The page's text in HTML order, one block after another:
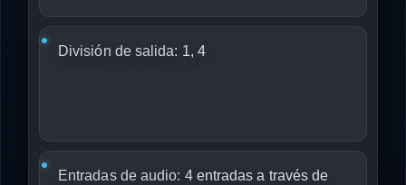
División de salida: 1, 4
Entradas de audio: 4 entradas a través de